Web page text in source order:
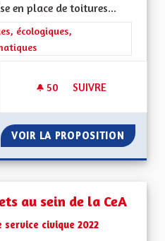
en place de toitures...
: Les transitions
écologiques,
50 50 ABONNÉS
SUIVRE
VOIR LA PROPOSITION
au sein de la CeA
civique 2022